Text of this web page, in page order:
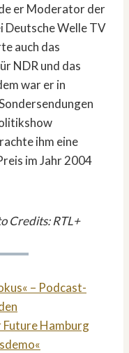
er Moderator der
Deutsche Welle TV
auch das
NDR und das
war er in
ihm eine
im Jahr 2004
Credits: RTL+
– Podcast-
Hamburg